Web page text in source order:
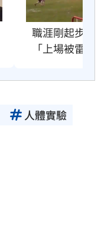
職涯剛起步　
「上場被雷劈
人體實驗